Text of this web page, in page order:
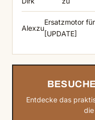
Alexzu
Ersatzmotor
[UPDATE]
Entdecke das